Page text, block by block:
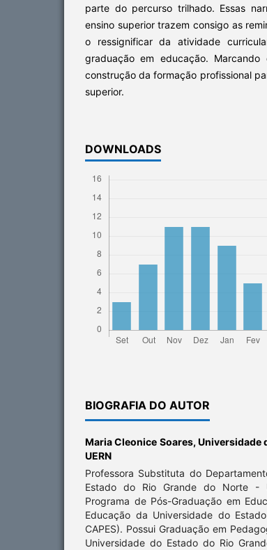
parte do percurso trilhado. Essas
ensino superior trazem consigo as
o ressignificar da atividade
graduação em educação.
construção da formação profissional
superior.
DOWNLOADS
BIOGRAFIA DO AUTOR
Maria Cleonice Soares,Universidade
UERN
Professora Substituta do
Estado do Rio Grande do Norte -
Programa de Pós-Graduação em
Educação da Universidade do
CAPES). Possui Graduação em
Universidade do Estado do Rio